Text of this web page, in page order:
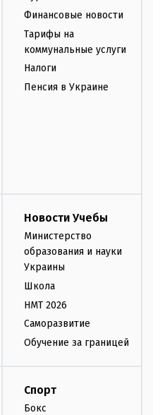
Финансовые новости
Тарифы на
коммунальные услуги
Налоги
Пенсия в Украине
Новости Учебы
Министерство
образования и науки
Украины
Школа
НМТ 2026
Саморазвитие
Обучение за границей
Спорт
Бокс